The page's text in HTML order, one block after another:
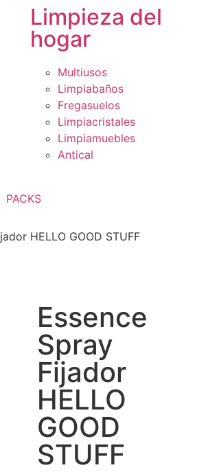
Limpieza del
hogar
Multiusos
Limpiabaños
Fregasuelos
Limpiacristales
Limpiamuebles
Antical
PACKS
HELLO GOOD STUFF
Essence
Spray
Fijador
HELLO
GOOD
STUFF